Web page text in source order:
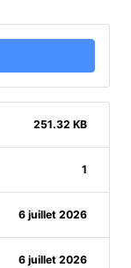
251.32 KB
1
6 juillet 2026
6 juillet 2026